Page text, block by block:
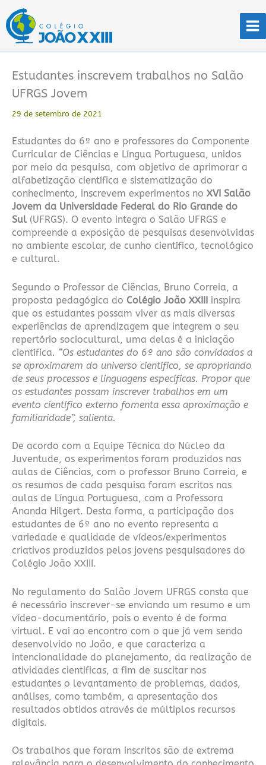
para
conteúdo
Estudantes inscrevem trabalhos no Salão
UFRGS Jovem
29 de setembro de 2021
Estudantes do 6º ano e professores do Componente
Curricular de Ciências e Língua Portuguesa, unidos
por meio da pesquisa, com objetivo de aprimorar a
alfabetização científica e sistematização do
conhecimento, inscrevem experimentos no XVI Salão
Jovem da Universidade Federal do Rio Grande do
Sul (UFRGS). O evento integra o Salão UFRGS e
compreende a exposição de pesquisas desenvolvidas
no ambiente escolar, de cunho científico, tecnológico
e cultural.
Segundo o Professor de Ciências, Bruno Correia, a
proposta pedagógica do Colégio João XXIII inspira
que os estudantes possam viver as mais diversas
experiências de aprendizagem que integrem o seu
repertório sociocultural, uma delas é a iniciação
científica. “Os estudantes do 6º ano são convidados a
se aproximarem do universo científico, se apropriando
de seus processos e linguagens específicas. Propor que
os estudantes possam inscrever trabalhos em um
evento científico externo fomenta essa aproximação e
familiaridade”, salienta.
De acordo com a Equipe Técnica do Núcleo da
Juventude, os experimentos foram produzidos nas
aulas de Ciências, com o professor Bruno Correia, e
os resumos de cada pesquisa foram escritos nas
aulas de Língua Portuguesa, com a Professora
Ananda Hilgert. Desta forma, a participação dos
estudantes de 6º ano no evento representa a
variedade e qualidade de vídeos/experimentos
criativos produzidos pelos jovens pesquisadores do
Colégio João XXIII.
No regulamento do Salão Jovem UFRGS consta que
é necessário inscrever-se enviando um resumo e um
vídeo-documentário, pois o evento é de forma
virtual. E vai ao encontro com o que já vem sendo
desenvolvido no João, e que caracteriza a
intencionalidade do planejamento, da realização de
atividades cientificas, a fim de suscitar nos
estudantes o levantamento de problemas, dados,
análises, como também, a apresentação dos
resultados obtidos através de múltiplos recursos
digitais.
Os trabalhos que foram inscritos são de extrema